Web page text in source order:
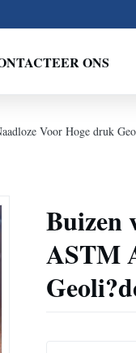
ONS
Voor Hoge druk
Buizen
ASTM